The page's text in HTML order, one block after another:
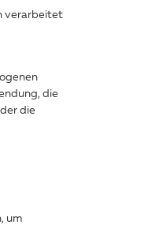
verarbeitet
die
die
um